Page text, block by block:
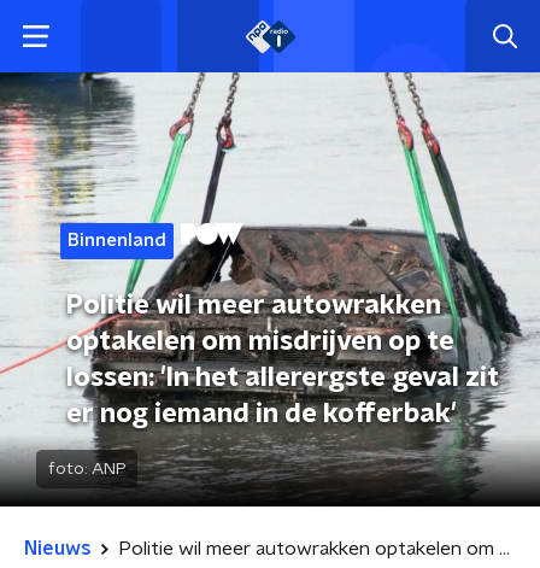
Binnenland
Politie wil meer autowrakken
optakelen om misdrijven op te
lossen: 'In het allerergste geval zit
er nog iemand in de kofferbak'
foto: ANP
Nieuws Politie wil meer autowrakken optakelen om misdrijven op te lossen: 'In het allerergste geval zit er nog iemand in de kofferbak'